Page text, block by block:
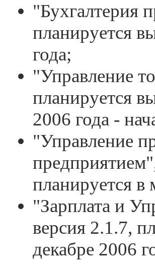
"Бухгалтерия
планируется
года;
"Управление
планируется
2006 года -
"Управление
планируется в
"Зарплата и
версия 2.1.7,
декабре 2006